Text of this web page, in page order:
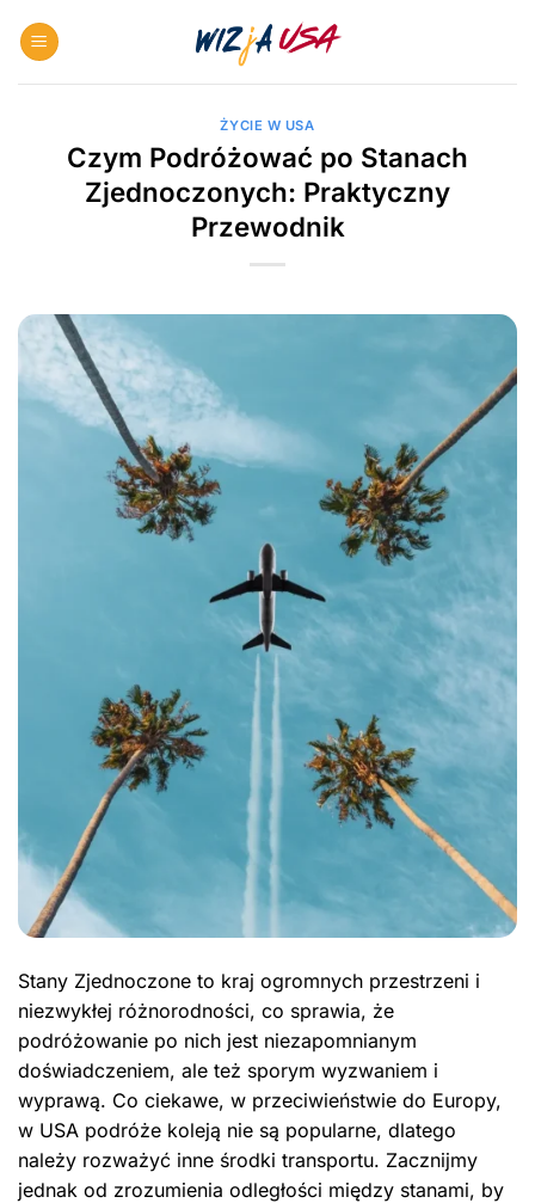
ŻYCIE W USA
Czym Podróżować po Stanach
Zjednoczonych: Praktyczny
Przewodnik
Stany Zjednoczone to kraj ogromnych przestrzeni i
niezwykłej różnorodności, co sprawia, że
podróżowanie po nich jest niezapomnianym
doświadczeniem, ale też sporym wyzwaniem i
wyprawą. Co ciekawe, w przeciwieństwie do Europy,
w USA podróże koleją nie są popularne, dlatego
należy rozważyć inne środki transportu. Zacznijmy
jednak od zrozumienia odległości między stanami, by